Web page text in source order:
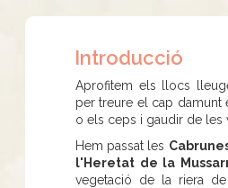
Introducció
Aprofitem els llocs
per treure el cap damunt
o els ceps i gaudir de les
Hem passat les
l'Heretat de la
vegetació de la riera de